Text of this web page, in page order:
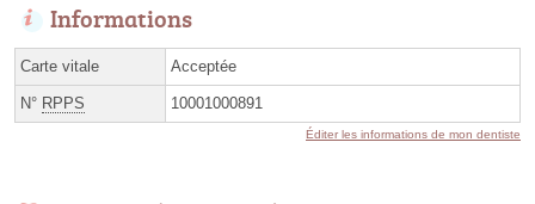
Informations
Carte vitale Acceptée
N° RPPS 10001000891
Éditer les informations de mon dentiste